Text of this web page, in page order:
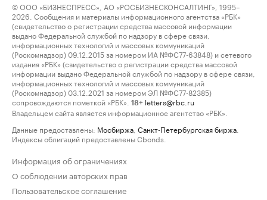
© ООО «БИЗНЕСПРЕСС», АО «РОСБИЗНЕСКОНСАЛТИНГ», 1995–
2026. Сообщения и материалы информационного агентства «РБК»
(свидетельство о регистрации средства массовой информации
выдано Федеральной службой по надзору в сфере связи,
информационных технологий и массовых коммуникаций
(Роскомнадзор) 09.12.2015 за номером ИА №ФС77-63848) и сетевого
издания «РБК» (свидетельство о регистрации средства массовой
информации выдано Федеральной службой по надзору в сфере связи,
информационных технологий и массовых коммуникаций
(Роскомнадзор) 03.12.2021 за номером ЭЛ №ФС77-82385)
сопровождаются пометкой «РБК».
18+ letters@rbc.ru
Владельцем сайта является информационное агентство «РБК».
Данные предоставлены: Мосбиржа Санкт-Петербургская биржа
Индексы облигаций предоставлены Cbonds.
Информация об ограничениях
О соблюдении авторских прав
Пользовательское соглашение